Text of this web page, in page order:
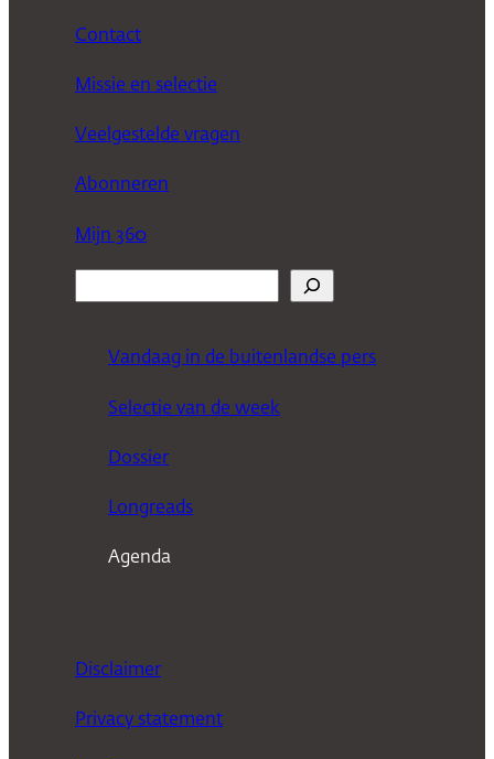
Contact
Missie en selectie
Veelgestelde vragen
Abonneren
Mijn 360
Vandaag in de buitenlandse pers
Selectie van de week
Dossier
Longreads
Agenda
Disclaimer
Privacy statement